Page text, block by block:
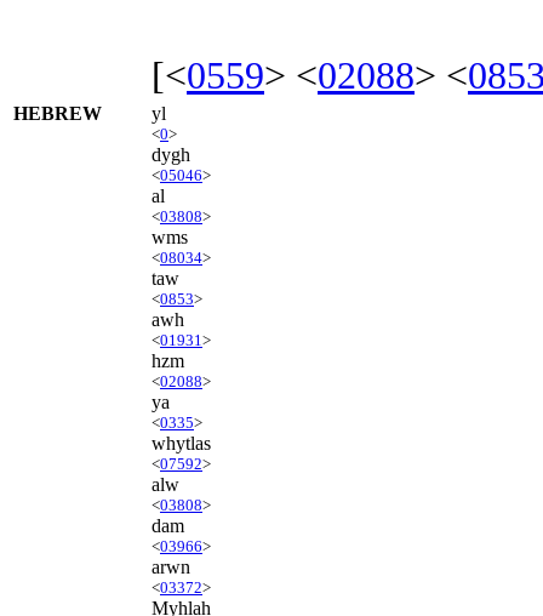
[<0559> <02088> <
HEBREW yl
<0>
dygh
<05046>
al
<03808>
wms
<08034>
taw
<0853>
awh
<01931 >
hzm
<02088>
ya
<0335>
whytlas
<07592>
alw
<03808>
dam
<03966>
arwn
<03372>
Myhlah